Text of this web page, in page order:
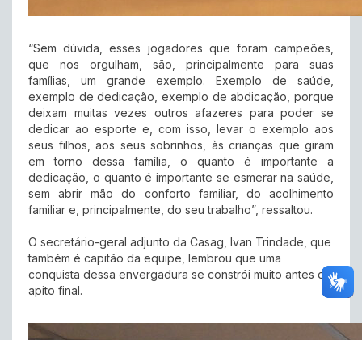
“Sem dúvida, esses jogadores que foram campeões,
que nos orgulham, são, principalmente para suas
famílias, um grande exemplo. Exemplo de saúde,
exemplo de dedicação, exemplo de abdicação, porque
deixam muitas vezes outros afazeres para poder se
dedicar ao esporte e, com isso, levar o exemplo aos
seus filhos, aos seus sobrinhos, às crianças que giram
em torno dessa família, o quanto é importante a
dedicação, o quanto é importante se esmerar na saúde,
sem abrir mão do conforto familiar, do acolhimento
familiar e, principalmente, do seu trabalho”, ressaltou.
O secretário-geral adjunto da Casag, Ivan Trindade, que
também é capitão da equipe, lembrou que uma
conquista dessa envergadura se constrói muito antes do
apito final.